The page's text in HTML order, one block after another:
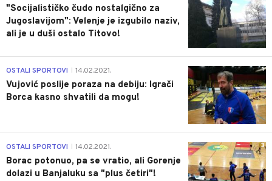
"Socijalističko čudo nostalgično za
Jugoslavijom": Velenje je izgubilo naziv,
ali je u duši ostalo Titovo!
1
OSTALI SPORTOVI 14.02.2021.
Vujović poslije poraza na debiju: Igrači
Borca kasno shvatili da mogu!
3
OSTALI SPORTOVI 14.02.2021.
Borac potonuo, pa se vratio, ali Gorenje
dolazi u Banjaluku sa "plus četiri"!